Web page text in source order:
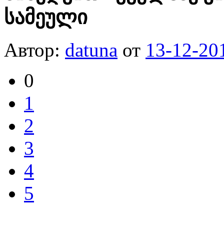
სამეული
Автор: datuna от 13-12-
0
1
2
3
4
5